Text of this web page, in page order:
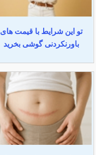
تو این شرایط با قیمت های
باورنکردنی گوشی بخرید